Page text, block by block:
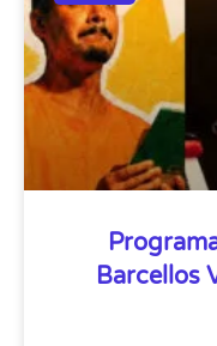
Barcellos